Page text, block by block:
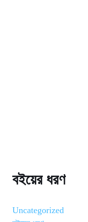
বইয়ের ধরণ
Uncategorized